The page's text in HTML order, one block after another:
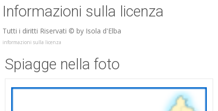
Informazioni sulla licenza
Tutti i diritti Riservati © by Isola d'Elba
informazioni sulla licenza
Spiagge nella foto